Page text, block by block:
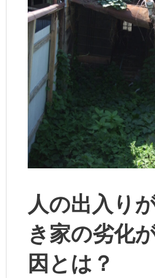
人の出入り
き家の劣化
因とは？